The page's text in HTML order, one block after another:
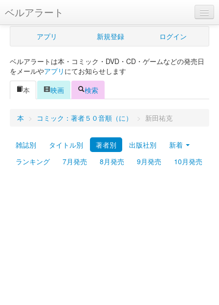
ベルアラート
ベルアラートとは
新規登録
ログイン
Myシェルフ
プレミアム
アプリ 新規登録 ログイン
ベルアラートは本・コミック・DVD・CD・ゲームなどの発売日
をメールやアプリ にてお知らせします
本
映画 検索
本 > コミック：著者５０音順（に） > 新田祐克
雑誌別 タイトル別 著者別 出版社別
新着
ランキング
7月発売 8月発売 9月発売 10月発売